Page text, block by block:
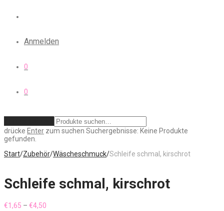
Anmelden
0
0
drücke Enter zum suchen Suchergebnisse: Keine Produkte
gefunden.
Start/Zubehör/Wäscheschmuck/Schleife schmal, kirschrot
Schleife schmal, kirschrot
€1,65 – €4,50